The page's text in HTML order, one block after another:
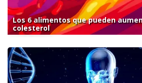
Los 6 alimentos que pueden
colesterol